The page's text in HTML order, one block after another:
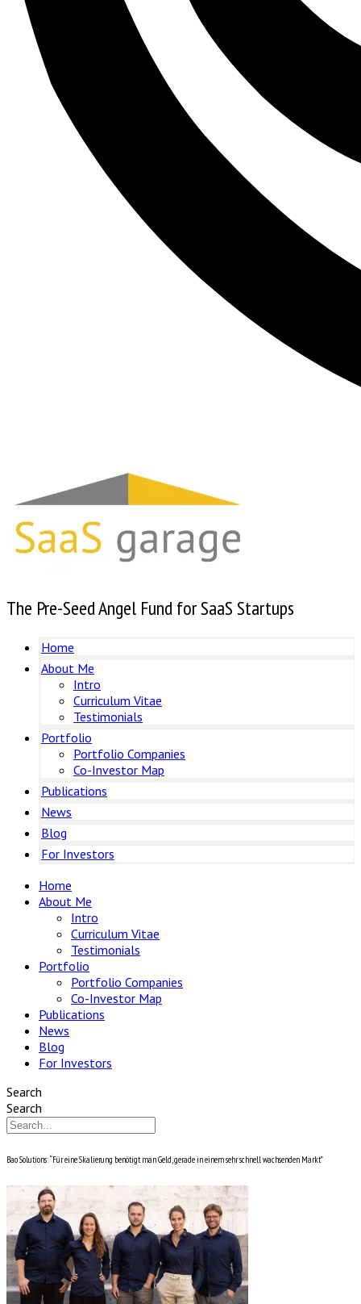
The Pre-Seed Angel Fund for SaaS Startups
Home
About Me
Intro
Curriculum Vitae
Testimonials
Portfolio
Portfolio Companies
Co-Investor Map
Publications
News
Blog
For Investors
Home
About Me
Intro
Curriculum Vitae
Testimonials
Portfolio
Portfolio Companies
Co-Investor Map
Publications
News
Blog
For Investors
Search
Search
Bao Solutions: “Für eine Skalierung benötigt man Geld, gerade in einem sehr schnell wachsenden Markt”